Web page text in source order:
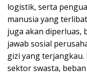
logistik, serta
manusia yang
juga akan diperluas,
jawab sosial
gizi yang
sektor swasta,